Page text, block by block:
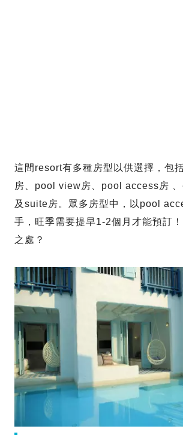
這間resort有多種房型以供選擇，包
房、pool view房、pool access房
及suite房。眾多房型中，以pool
手，旺季需要提早1-2個月才能預訂！
之處？